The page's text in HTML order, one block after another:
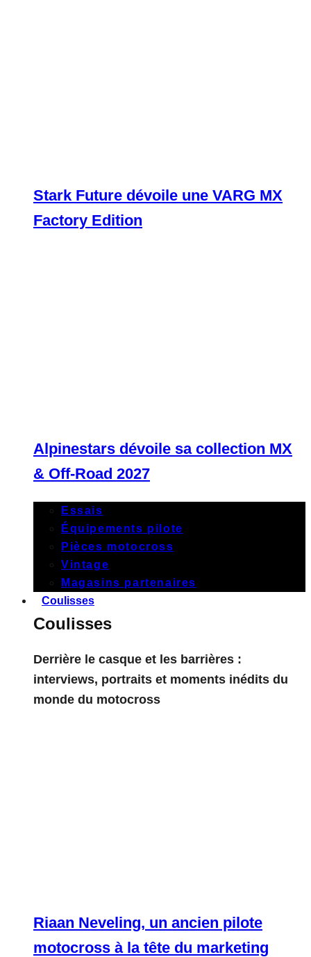
Stark Future dévoile une VARG MX
Factory Edition
Alpinestars dévoile sa collection MX
& Off-Road 2027
Essais
Équipements pilote
Pièces motocross
Vintage
Magasins partenaires
Coulisses
Coulisses
Derrière le casque et les barrières :
interviews, portraits et moments inédits du
monde du motocross
Riaan Neveling, un ancien pilote
motocross à la tête du marketing